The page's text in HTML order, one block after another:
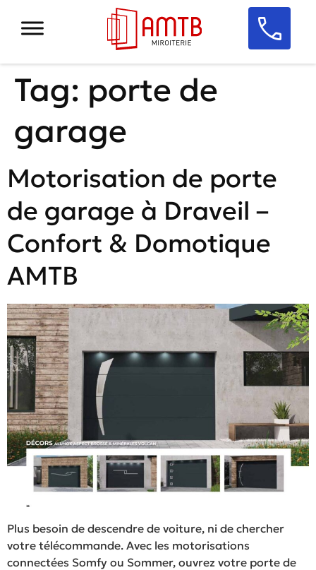
Tag: porte de
garage
Motorisation de porte
de garage à Draveil –
Confort & Domotique
AMTB
Plus besoin de descendre de voiture, ni de chercher
votre télécommande. Avec les motorisations
connectées Somfy ou Sommer, ouvrez votre porte de